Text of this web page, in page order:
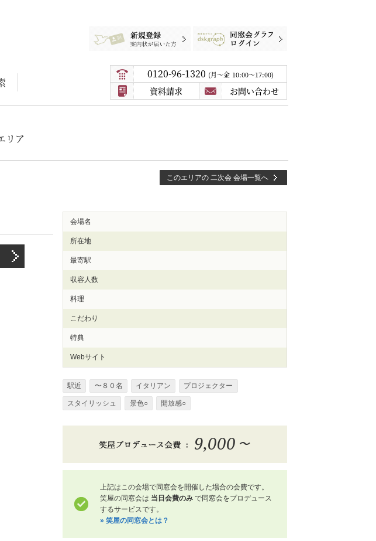
案内状が届いた方 同窓会グラフログイン
0120-96-1320 月〜金 10:00～17:00
資料請求 お問い合わせ
リア
このエリアの 二次会 会場一覧へ
会場名
所在地
最寄駅
収容人数
料理
こだわり
特典
Webサイト
駅近 〜８０名 イタリアン プロジェクター
スタイリッシュ 景色○ 開放感○
9,000 〜
上記はこの会場で同窓会を開催した場合の会費です。
笑屋の同窓会は 当日会費のみ で同窓会をプロデュース
するサービスです。
» 笑屋の同窓会とは？